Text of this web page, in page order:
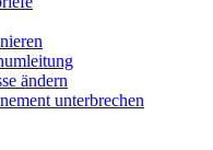
ändern
unterbrechen